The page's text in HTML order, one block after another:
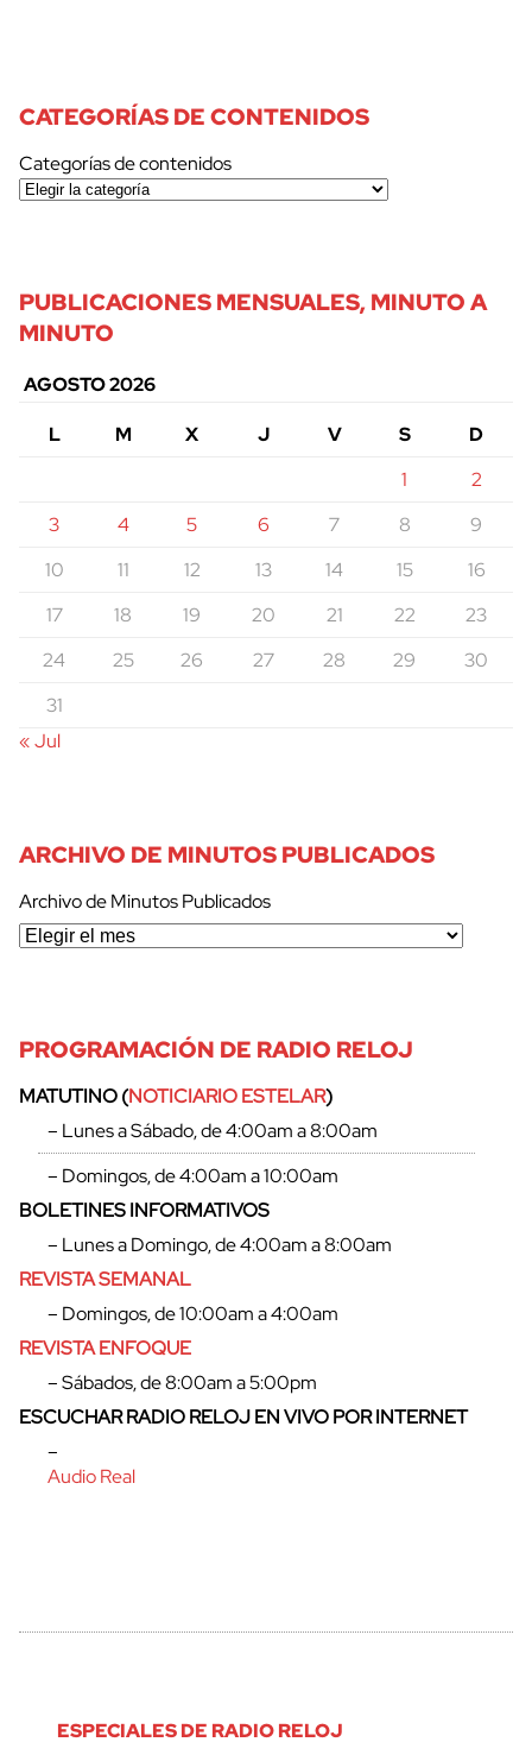
cerrar
CATEGORÍAS DE CONTENIDOS
Categorías de contenidos
PUBLICACIONES MENSUALES, MINUTO A
MINUTO
AGOSTO 2026
L
M X J V S
D
1
2
3
4 5 6 7 8
9
10
11 12 13 14 15
16
17
18 19 20 21 22
23
24
25 26 27 28 29
30
31
« Jul
ARCHIVO DE MINUTOS PUBLICADOS
Archivo de Minutos Publicados
PROGRAMACIÓN DE RADIO RELOJ
MATUTINO (NOTICIARIO ESTELAR)
– Lunes a Sábado, de 4:00am a 8:00am
– Domingos, de 4:00am a 10:00am
BOLETINES INFORMATIVOS
– Lunes a Domingo, de 4:00am a 8:00am
REVISTA SEMANAL
– Domingos, de 10:00am a 4:00am
REVISTA ENFOQUE
– Sábados, de 8:00am a 5:00pm
ESCUCHAR RADIO RELOJ EN VIVO POR INTERNET
–
Audio Real
ESPECIALES DE RADIO RELOJ